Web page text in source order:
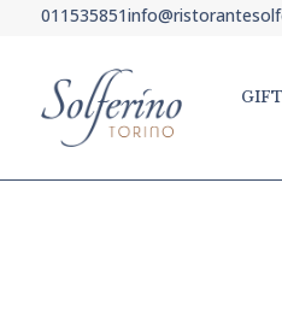
011535851